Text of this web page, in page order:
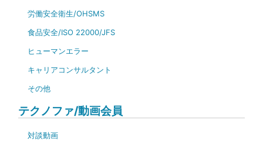
労働安全衛生/OHSMS
食品安全/ISO 22000/JFS
ヒューマンエラー
キャリアコンサルタント
その他
テクノファ/動画会員
対談動画